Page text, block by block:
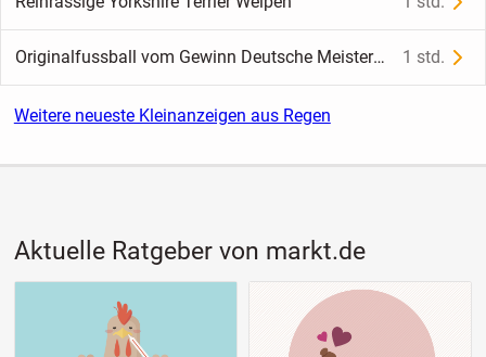
Originalfussball vom Gewinn Deutsche Meisterschaft 1966 1 std.
Weitere neueste Kleinanzeigen aus Regen
Aktuelle Ratgeber von markt.de